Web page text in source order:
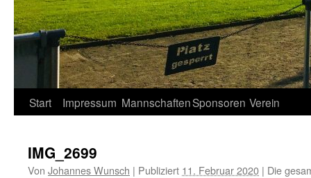
Springe
Inhalt
Start Impressum MannschaftenSponsoren Verein
IMG_2699
Von Johannes Wunsch | Publiziert 11. Februar 2020 | Die